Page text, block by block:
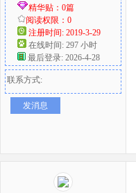
精华贴：0篇
阅读权限：0
注册时间: 2019-3-29
在线时间: 297 小时
最后登录: 2026-4-28
联系方式:
发消息